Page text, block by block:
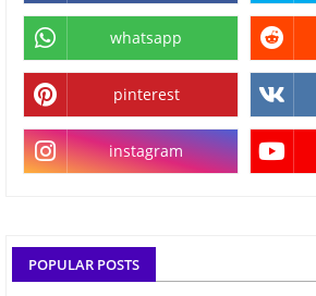
whatsapp
pinterest
instagram
POPULAR POSTS